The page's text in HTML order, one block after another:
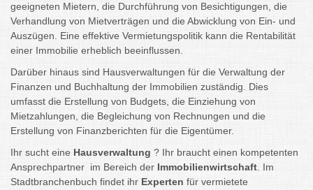
geeigneten Mietern, die Durchführung von Besichtigungen, die
Verhandlung von Mietverträgen und die Abwicklung von Ein- und
Auszügen. Eine effektive Vermietungspolitik kann die Rentabilität
einer Immobilie erheblich beeinflussen.
Darüber hinaus sind Hausverwaltungen für die Verwaltung der
Finanzen und Buchhaltung der Immobilien zuständig. Dies
umfasst die Erstellung von Budgets, die Einziehung von
Mietzahlungen, die Begleichung von Rechnungen und die
Erstellung von Finanzberichten für die Eigentümer.
Ihr sucht eine Hausverwaltung ? Ihr braucht einen kompetenten
Ansprechpartner im Bereich der Immobilienwirtschaft . Im
Stadtbranchenbuch findet ihr Experten für vermietete